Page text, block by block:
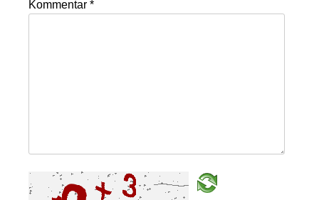
Kommentar*